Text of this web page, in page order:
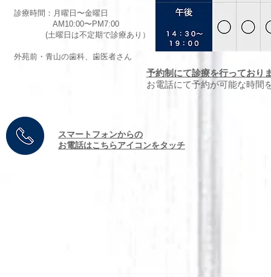
診療時間：月曜日〜金曜日
AM10:00〜PM7:00
(土曜日は不定期で診療あり）
外苑前・青山の歯科、歯医者さん
予約制にて診療を行っており
お電話にて予約が可能な時間
​スマートフォンからの
お電話はこちらアイコンをタッチ